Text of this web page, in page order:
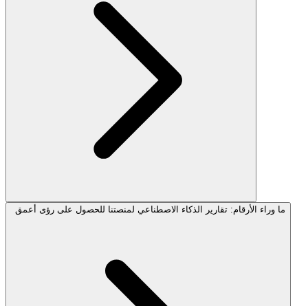
ما وراء الأرقام: تقارير الذكاء الاصطناعي لمنصتنا للحصول على رؤى أعمق